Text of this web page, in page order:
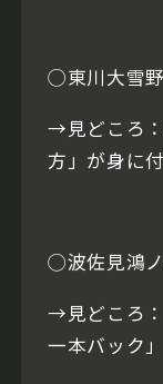
◯東川大雪野
→見どころ
方」が身に
◯波佐見鴻ノ
→見どころ
一本バック」